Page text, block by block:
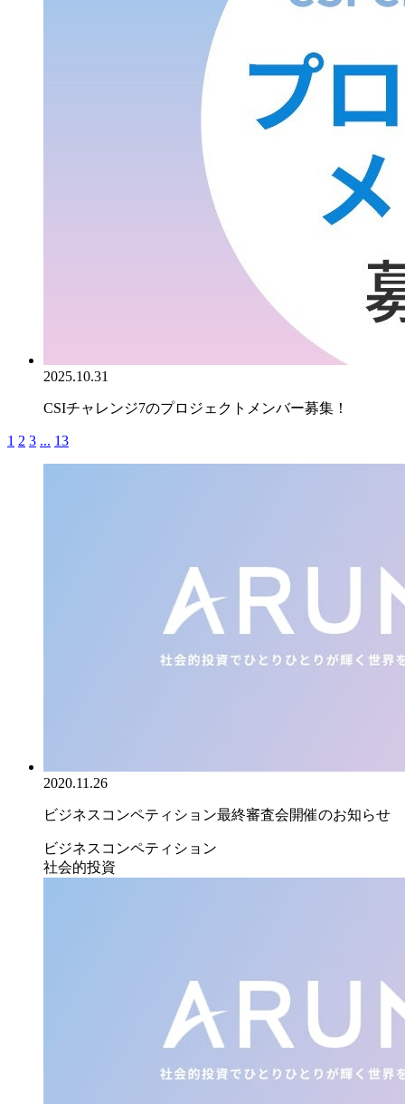
2025.10.31
CSIチャレンジ7のプロジェクトメンバー募集！
1 2 3 ... 13
2020.11.26
ビジネスコンペティション最終審査会開催のお知らせ
ビジネスコンペティション
社会的投資